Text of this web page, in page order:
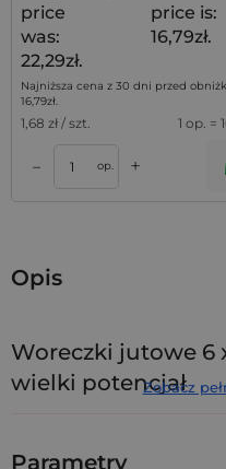
price
was:
22,29zł.
price is:
16,79zł.
Najniższa cena z 30 dni przed
16,79zł.
1,68 zł / szt. 1 op. =
– op. + Dodaj do
Opis
Woreczki jutowe 6
wielki potencjał
woreczki jutowe
Zobacz
Parametry